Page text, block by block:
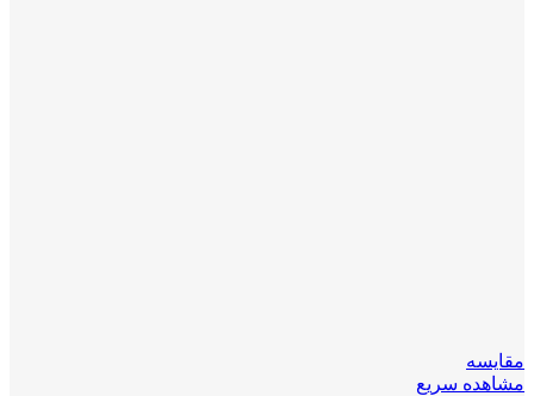
مقایسه
مشاهده سریع